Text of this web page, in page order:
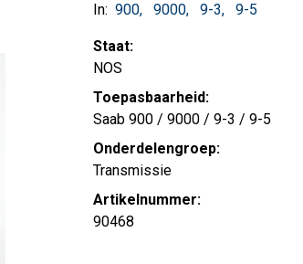
In: 900 9000 9-3 9-5
Staat:
NOS
Toepasbaarheid:
Saab 900 / 9000 / 9-3 / 9-5
Onderdelengroep:
Transmissie
Artikelnummer:
90468